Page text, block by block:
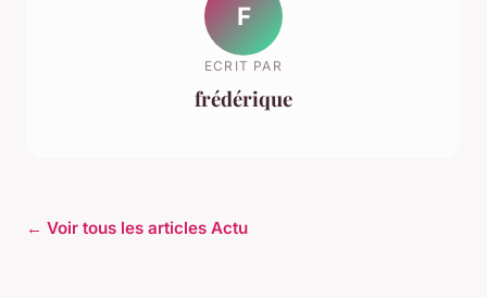
F
ECRIT PAR
frédérique
← Voir tous les articles Actu